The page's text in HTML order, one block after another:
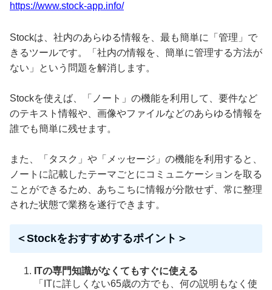
https://www.stock-app.info/
Stockは、社内のあらゆる情報を、最も簡単に「管理」で
きるツールです。「社内の情報を、簡単に管理する方法が
ない」という問題を解消します。
Stockを使えば、「ノート」の機能を利用して、要件など
のテキスト情報や、画像やファイルなどのあらゆる情報を
誰でも簡単に残せます。
また、「タスク」や「メッセージ」の機能を利用すると、
ノートに記載したテーマごとにコミュニケーションを取る
ことができるため、あちこちに情報が分散せず、常に整理
された状態で業務を遂行できます。
＜Stockをおすすめするポイント＞
ITの専門知識がなくてもすぐに使える
「ITに詳しくない65歳の方でも、何の説明もなく使